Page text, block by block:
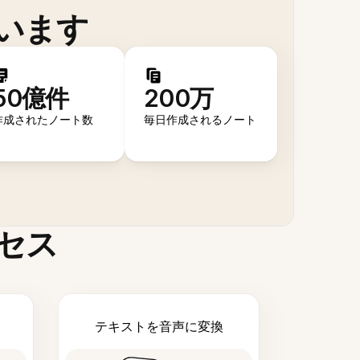
ます
億件
成されたノート数
200万
毎日作成されるノート
ス
テキストを音声に変換